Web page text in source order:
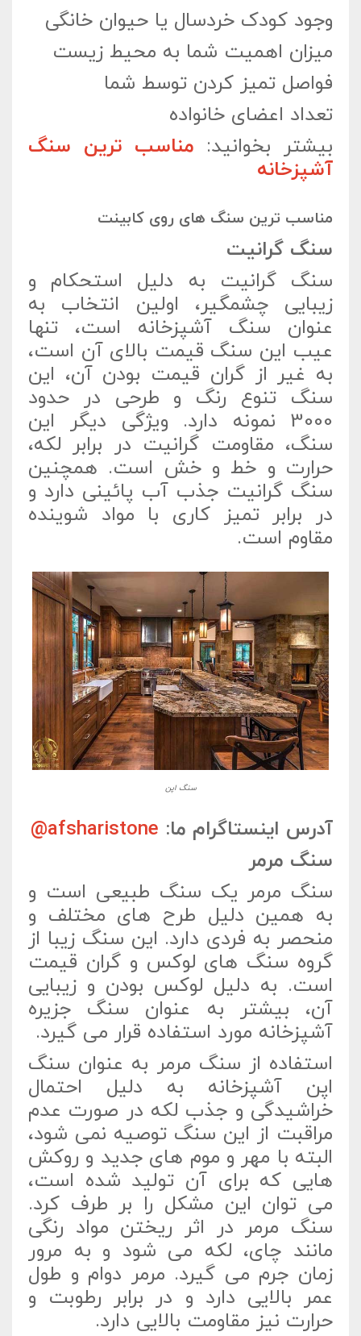
وجود کودک خردسال یا حیوان خانگی
میزان اهمیت شما به محیط زیست
فواصل تمیز کردن توسط شما
تعداد اعضای خانواده
بیشتر بخوانید: مناسب‌‌ ترین سنگ
آشپزخانه
مناسب‌ ترین سنگ‌ های روی کابینت
سنگ گرانیت
سنگ گرانیت به دلیل استحکام و
زیبایی چشمگیر، اولین انتخاب به
عنوان سنگ آشپزخانه است، تنها
عیب این سنگ قیمت بالای آن است،
به غیر از گران قیمت بودن آن، این
سنگ تنوع رنگ و طرحی در حدود
3000 نمونه دارد. ویژگی دیگر این
سنگ، مقاومت گرانیت در برابر لکه،
حرارت و خط و خش است. همچنین
سنگ گرانیت جذب آب پائینی دارد و
در برابر تمیز کاری با مواد شوینده
مقاوم است.
سنگ اپن
آدرس اینستاگرام ما: afsharistone@
سنگ مرمر
سنگ مرمر یک سنگ طبیعی است و
به همین دلیل طرح های مختلف و
منحصر به فردی دارد. این سنگ زیبا از
گروه سنگ های لوکس و گران قیمت
است. به دلیل لوکس بودن و زیبایی
آن، بیشتر به عنوان سنگ جزیره
آشپزخانه مورد استفاده قرار می گیرد.
استفاده از سنگ مرمر به عنوان سنگ
اپن آشپزخانه به دلیل احتمال
خراشیدگی و جذب لکه در صورت عدم
مراقبت از این سنگ توصیه نمی شود،
البته با مهر و موم های جدید و روکش
هایی که برای آن تولید شده است،
می توان این مشکل را بر طرف کرد.
سنگ مرمر در اثر ریختن مواد رنگی
مانند چای، لکه می شود و به مرور
زمان جرم می گیرد. مرمر دوام و طول
عمر بالایی دارد و در برابر رطوبت و
حرارت نیز مقاومت بالایی دارد.